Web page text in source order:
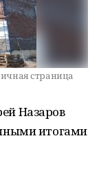
страница
Назаров
итогами